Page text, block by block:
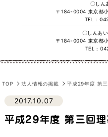
〇しん
〒184-0004 東京都
TEL：
〇しんあ
〒184-0004 東京都
TEL：
TOP 法人情報の掲載 平成29年度 第
2017.10.07
平成29年度 第三回理